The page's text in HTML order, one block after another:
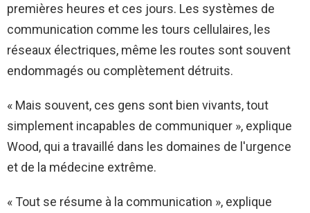
premières heures et ces jours. Les systèmes de
communication comme les tours cellulaires, les
réseaux électriques, même les routes sont souvent
endommagés ou complètement détruits.
« Mais souvent, ces gens sont bien vivants, tout
simplement incapables de communiquer », explique
Wood, qui a travaillé dans les domaines de l'urgence
et de la médecine extrême.
« Tout se résume à la communication », explique